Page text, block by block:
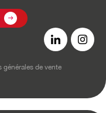
de vente